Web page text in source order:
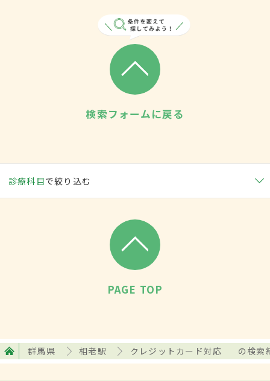
検索フォームに戻る
診療科目で絞り込む
PAGE TOP
群馬県 相老駅 クレジットカード対応 の検索